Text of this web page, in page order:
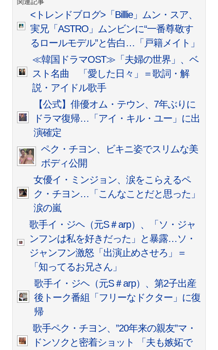
<トレンドブログ>「Billlie」ムン・スア、
実兄「ASTRO」ムンビンに“一番尊敬す
るロールモデル”と告白…「戸籍メイト」
≪韓国ドラマOST≫「夫婦の世界」、ベ
スト名曲 「愛した日々」＝歌詞・解
説・アイドル歌手
【公式】俳優オム・テウン、7年ぶりに
ドラマ復帰…「アイ・キル・ユー」に出
演確定
ペク・チヨン、ビキニ姿でスリムな美
ボディ公開
女優イ・ミンジョン、涙をこらえるペ
ク・チヨン…「こんなことだと思った」
涙の嵐
歌手イ・ジヘ（元S＃arp）、「ソ・ジャ
ンフンは私を好きだった」と暴露…ソ・
ジャンフン激怒「出演止めさせろ」＝
「知ってるお兄さん」
歌手イ・ジヘ（元S＃arp）、第2子出産
後トーク番組「フリーなドクター」に復
帰
歌手ペク・チヨン、”20年来の親友”マ・
ドンソクと密着ショット 「夫も嫉妬で